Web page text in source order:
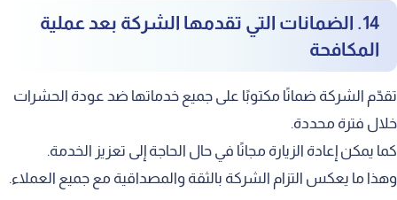
14. الضمانات التي تقدمها الشركة بعد عملية
المكافحة
تقدّم الشركة ضمانًا مكتوبًا على جميع خدماتها ضد عودة الحشرات
خلال فترة محددة.
كما يمكن إعادة الزيارة مجانًا في حال الحاجة إلى تعزيز الخدمة.
وهذا ما يعكس التزام الشركة بالثقة والمصداقية مع جميع العملاء.